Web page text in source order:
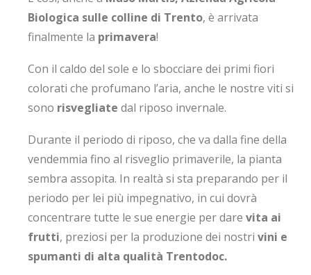
Biologica sulle colline di Trento, è arrivata
finalmente la primavera!
Con il caldo del sole e lo sbocciare dei primi fiori
colorati che profumano l’aria, anche le nostre viti si
sono risvegliate dal riposo invernale.
Durante il periodo di riposo, che va dalla fine della
vendemmia fino al risveglio primaverile, la pianta
sembra assopita. In realtà si sta preparando per il
periodo per lei più impegnativo, in cui dovrà
concentrare tutte le sue energie per dare vita ai
frutti, preziosi per la produzione dei nostri vini e
spumanti di alta qualità Trentodoc.